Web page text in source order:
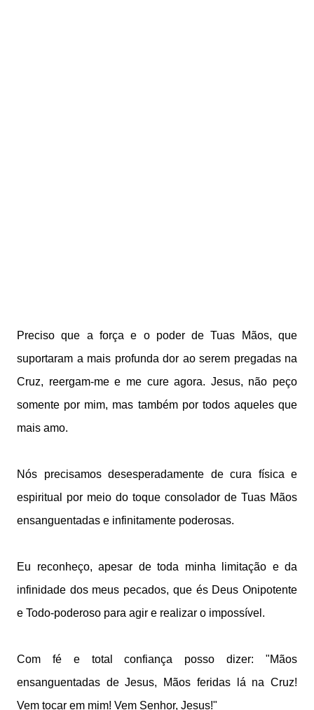
Preciso que a força e o poder de Tuas Mãos, que
suportaram a mais profunda dor ao serem pregadas na
Cruz, reergam-me e me cure agora. Jesus, não peço
somente por mim, mas também por todos aqueles que
mais amo.
Nós precisamos desesperadamente de cura física e
espiritual por meio do toque consolador de Tuas Mãos
ensanguentadas e infinitamente poderosas.
Eu reconheço, apesar de toda minha limitação e da
infinidade dos meus pecados, que és Deus Onipotente
e Todo-poderoso para agir e realizar o impossível.
Com fé e total confiança posso dizer: "Mãos
ensanguentadas de Jesus, Mãos feridas lá na Cruz!
Vem tocar em mim! Vem Senhor, Jesus!"